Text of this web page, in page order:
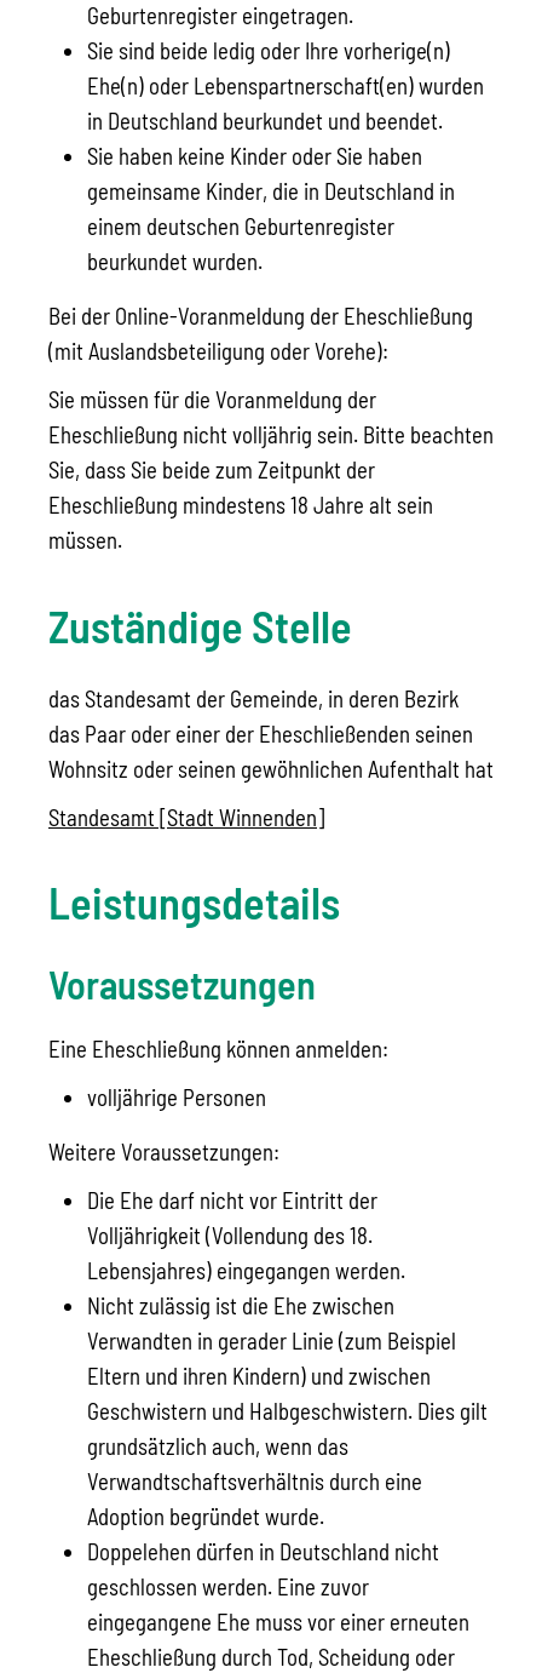
Geburtenregister eingetragen.
Sie sind beide ledig oder Ihre vorherige(n)
Ehe(n) oder Lebenspartnerschaft(en) wurden
in Deutschland beurkundet und beendet.
Sie haben keine Kinder oder Sie haben
gemeinsame Kinder, die in Deutschland in
einem deutschen Geburtenregister
beurkundet wurden.
Bei der Online-Voranmeldung der Eheschließung
(mit Auslandsbeteiligung oder Vorehe):
Sie müssen für die Voranmeldung der
Eheschließung nicht volljährig sein. Bitte beachten
Sie, dass Sie beide zum Zeitpunkt der
Eheschließung mindestens 18 Jahre alt sein
müssen.
Zuständige Stelle
das Standesamt der Gemeinde, in deren Bezirk
das Paar oder einer der Eheschließenden seinen
Wohnsitz oder seinen gewöhnlichen Aufenthalt hat
Standesamt [Stadt Winnenden]
Leistungsdetails
Voraussetzungen
Eine Eheschließung können anmelden:
volljährige Personen
Weitere Voraussetzungen:
Die Ehe darf nicht vor Eintritt der
Volljährigkeit (Vollendung des 18.
Lebensjahres) eingegangen werden.
Nicht zulässig ist die Ehe zwischen
Verwandten in gerader Linie (zum Beispiel
Eltern und ihren Kindern) und zwischen
Geschwistern und Halbgeschwistern. Dies gilt
grundsätzlich auch, wenn das
Verwandtschaftsverhältnis durch eine
Adoption begründet wurde.
Doppelehen dürfen in Deutschland nicht
geschlossen werden. Eine zuvor
eingegangene Ehe muss vor einer erneuten
Eheschließung durch Tod, Scheidung oder